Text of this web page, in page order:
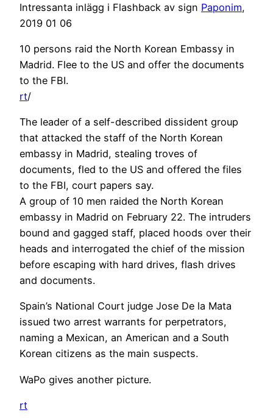
Intressanta inlägg i Flashback av sign Paponim,
2019 01 06
10 persons raid the North Korean Embassy in
Madrid. Flee to the US and offer the documents
to the FBI.
rt/
The leader of a self-described dissident group
that attacked the staff of the North Korean
embassy in Madrid, stealing troves of
documents, fled to the US and offered the files
to the FBI, court papers say.
A group of 10 men raided the North Korean
embassy in Madrid on February 22. The intruders
bound and gagged staff, placed hoods over their
heads and interrogated the chief of the mission
before escaping with hard drives, flash drives
and documents.
Spain’s National Court judge Jose De la Mata
issued two arrest warrants for perpetrators,
naming a Mexican, an American and a South
Korean citizens as the main suspects.
WaPo gives another picture.
rt